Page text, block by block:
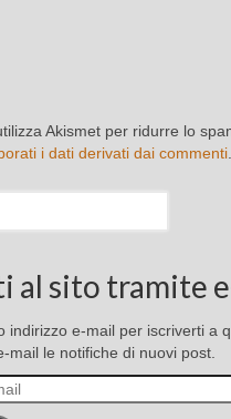
Akismet per ridurre lo
i dati derivati dai commenti.
al sito tramite
indirizzo e-mail per iscriverti a
mail le notifiche di nuovi post.